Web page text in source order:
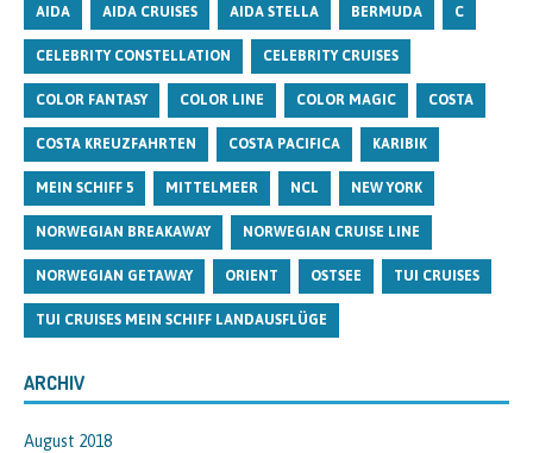
AIDA AIDA CRUISES AIDA STELLA BERMUDA C
CELEBRITY CONSTELLATION CELEBRITY CRUISES
COLOR FANTASY COLOR LINE COLOR MAGIC COSTA
COSTA KREUZFAHRTEN COSTA PACIFICA KARIBIK
MEIN SCHIFF 5 MITTELMEER NCL NEW YORK
NORWEGIAN BREAKAWAY NORWEGIAN CRUISE LINE
NORWEGIAN GETAWAY ORIENT OSTSEE TUI CRUISES
TUI CRUISES MEIN SCHIFF LANDAUSFLÜGE
ARCHIV
August 2018